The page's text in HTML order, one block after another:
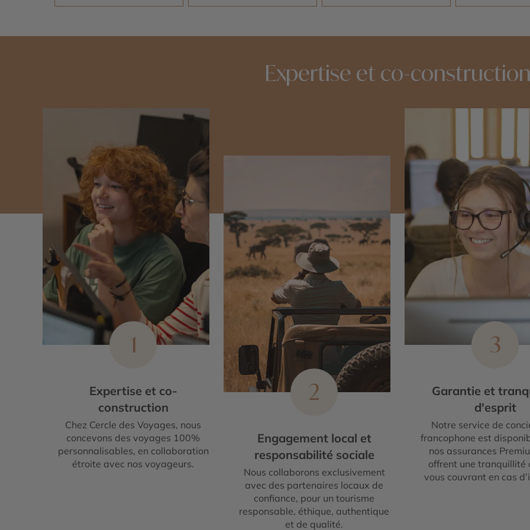
Expertise et co-
1
Expertise et co-
construction
Chez Cercle des Voyages, nous
concevons des voyages 100%
personnalisables, en collaboration
étroite avec nos voyageurs.
2
Engagement local et
responsabilité sociale
Nous collaborons exclusivement
avec des partenaires locaux de
confiance, pour un tourisme
responsable, éthique, authentique
et de qualité.
3
Garantie et
d'esprit
Notre service de
francophone est
nos assurances
offrent une tranquillité
vous couvrant en cas